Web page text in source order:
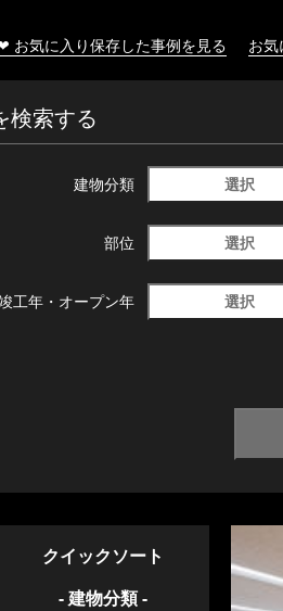
お気に入り保存した事例を見る お
検索する
建物分類 選択
部位 選択
工年・ オープン年 選択
クイックソート
- 建物分類 -